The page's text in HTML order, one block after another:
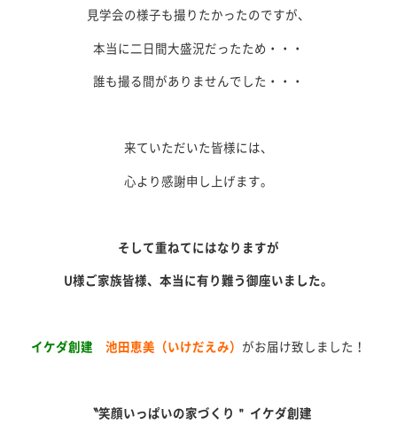
見学会の様子も撮りたかったのですが、
本当に二日間大盛況だったため・・・
誰も撮る間がありませんでした・・・
来ていただいた皆様には、
心より感謝申し上げます。
そして重ねてにはなりますが
U様ご家族皆様、本当に有り難う御座いました。
イケダ創建 池田恵美（いけだえみ） がお届け致しました！
〝笑顔いっぱいの家づくり＂ イケダ創建